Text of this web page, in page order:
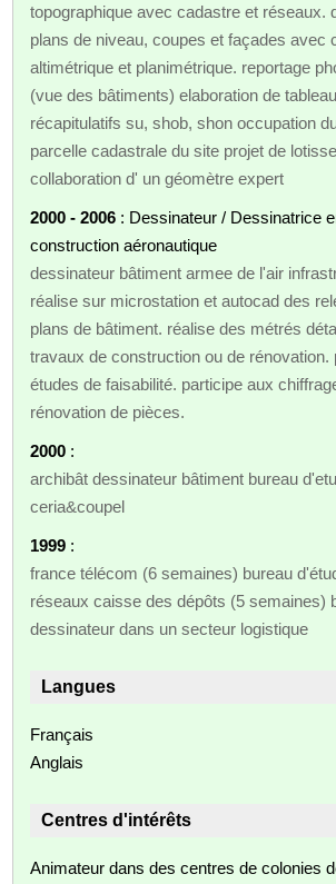
topographique avec cadastre et réseaux.
plans de niveau, coupes et façades avec
altimétrique et planimétrique. reportage
(vue des bâtiments) elaboration de
récapitulatifs su, shob, shon occupation
parcelle cadastrale du site projet de
collaboration d' un géomètre expert
2000 - 2006 : Dessinateur / Dessinatrice
construction aéronautique
dessinateur bâtiment armee de l'air
réalise sur microstation et autocad des
plans de bâtiment. réalise des métrés
travaux de construction ou de rénovation.
études de faisabilité. participe aux
rénovation de pièces.
2000 :
archibât dessinateur bâtiment bureau
ceria&coupel
1999 :
france télécom (6 semaines) bureau
réseaux caisse des dépôts (5 semaines)
dessinateur dans un secteur logistique
Langues
Français
Anglais
Centres d'intérêts
Animateur dans des centres de colonies